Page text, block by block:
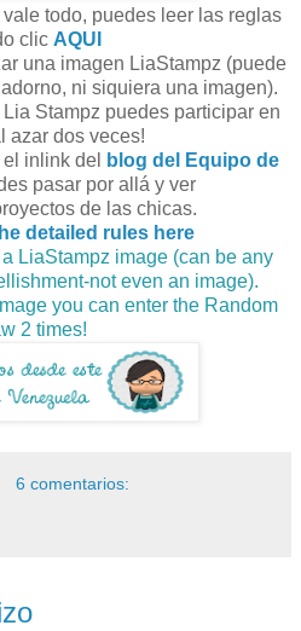
todo, puedes leer las reglas
clic AQUI
una imagen LiaStampz (puede
ni siquiera una imagen).
Stampz puedes participar en
azar dos veces!
inlink del
blog del Equipo de
pasar por allá y ver
de las chicas.
detailed rules here
LiaStampz image (can be any
not even an image).
you can enter the Random
2 times!
6 comentarios: